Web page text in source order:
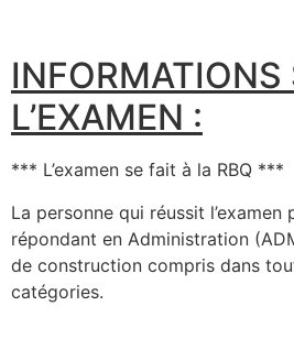
INFORMATIONS
L’EXAMEN :
*** L’examen se fait à la RBQ ***
La personne qui réussit
répondant en Administration
de construction compris dans
catégories.